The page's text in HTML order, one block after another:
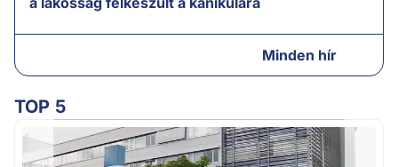
Minden hír
TOP 5